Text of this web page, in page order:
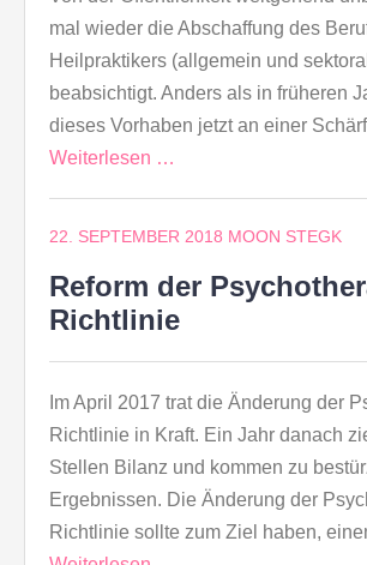
mal wieder die Abschaffung des
Heilpraktikers (allgemein und
beabsichtigt. Anders als in früheren
dieses Vorhaben jetzt an einer
Weiterlesen …
22. SEPTEMBER 2018 MOON STEGK
Reform der
Richtlinie
Im April 2017 trat die Änderung der
Richtlinie in Kraft. Ein Jahr danach
Stellen Bilanz und kommen zu
Ergebnissen. Die Änderung der
Richtlinie sollte zum Ziel haben,